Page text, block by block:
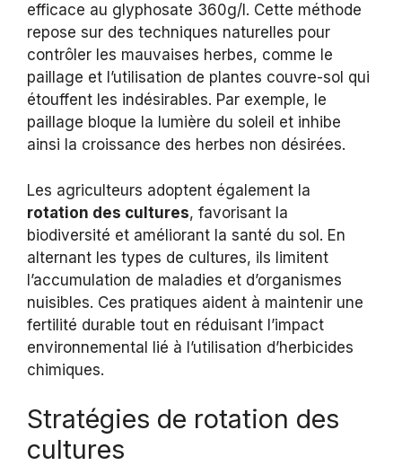
efficace au glyphosate 360g/l. Cette méthode
repose sur des techniques naturelles pour
contrôler les mauvaises herbes, comme le
paillage et l’utilisation de plantes couvre-sol qui
étouffent les indésirables. Par exemple, le
paillage bloque la lumière du soleil et inhibe
ainsi la croissance des herbes non désirées.
Les agriculteurs adoptent également la
rotation des cultures, favorisant la
biodiversité et améliorant la santé du sol. En
alternant les types de cultures, ils limitent
l’accumulation de maladies et d’organismes
nuisibles. Ces pratiques aident à maintenir une
fertilité durable tout en réduisant l’impact
environnemental lié à l’utilisation d’herbicides
chimiques.
Stratégies de rotation des
cultures